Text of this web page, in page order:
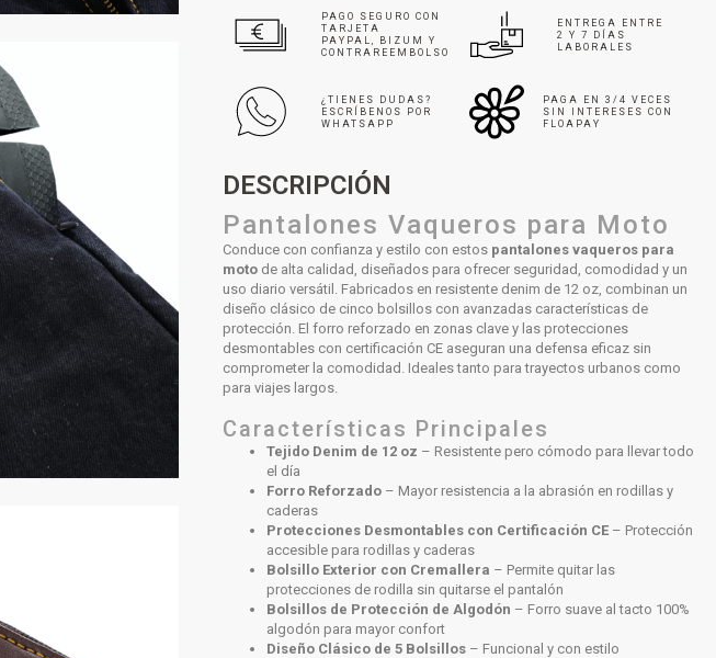
PAGO SEGURO CON
TARJETA
PAYPAL, BIZUM Y
CONTRAREEMBOLSO
ENTREGA ENTRE
2 Y 7 DÍAS
LABORALES
¿TIENES DUDAS?
ESCRÍBENOS POR
WHATSAPP
PAGA EN 3/4 VECES
SIN INTERESES CON
FLOAPAY
DESCRIPCIÓN
Pantalones Vaqueros para Moto
Conduce con confianza y estilo con estos pantalones vaqueros para
motode alta calidad, diseñados para ofrecer seguridad, comodidad y un
uso diario versátil. Fabricados en resistente denim de 12 oz, combinan un
diseño clásico de cinco bolsillos con avanzadas características de
protección. El forro reforzado en zonas clave y las protecciones
desmontables con certificación CE aseguran una defensa eficaz sin
comprometer la comodidad. Ideales tanto para trayectos urbanos como
para viajes largos.
Características Principales
Tejido Denim de 12 oz – Resistente pero cómodo para llevar todo
el día
Forro Reforzado– Mayor resistencia a la abrasión en rodillas y
caderas
Protecciones Desmontables con Certificación CE– Protección
accesible para rodillas y caderas
Bolsillo Exterior con Cremallera – Permite quitar las
protecciones de rodilla sin quitarse el pantalón
Bolsillos de Protección de Algodón – Forro suave al tacto 100%
algodón para mayor confort
Diseño Clásico de 5 Bolsillos– Funcional y con estilo